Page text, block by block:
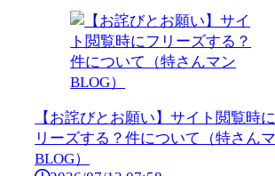
【お詫びとお願い】サイト閲覧時
リーズする？件について（特さん
BLOG）